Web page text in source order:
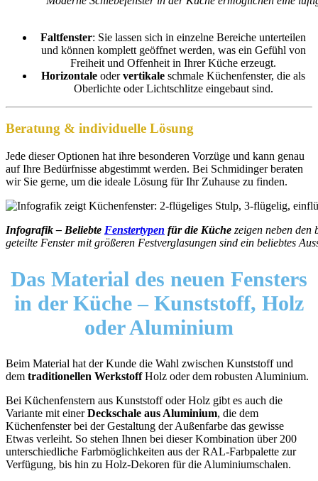
Faltfenster: Sie lassen sich in einzelne Bereiche unterteilen
und können komplett geöffnet werden, was ein Gefühl von
Freiheit und Offenheit in Ihrer Küche erzeugt.
Horizontale odervertikale schmale Küchenfenster, die als
Oberlichte oder Lichtschlitze eingebaut sind.
Beratung & individuelle Lösung
Jede dieser Optionen hat ihre besonderen Vorzüge und kann genau
auf Ihre Bedürfnisse abgestimmt werden. Bei Schmidinger beraten
wir Sie gerne, um die ideale Lösung für Ihr Zuhause zu finden.
Infografik – Beliebte Fenstertypen für die Küche zeigen neben
geteilte Fenster mit größeren Festverglasungen sind ein beliebtes
Das Material des neuen Fensters
in der Küche – Kunststoff, Holz
oder Aluminium
Beim Material hat der Kunde die Wahl zwischen Kunststoff und
dem traditionellen WerkstoffHolz oder dem robusten Aluminium.
Bei Küchenfenstern aus Kunststoff oder Holz gibt es auch die
Variante mit einerDeckschale aus Aluminium, die dem
Küchenfenster bei der Gestaltung der Außenfarbe das gewisse
Etwas verleiht. So stehen Ihnen bei dieser Kombination über 200
unterschiedliche Farbmöglichkeiten aus der RAL-Farbpalette zur
Verfügung, bis hin zu Holz-Dekoren für die Aluminiumschalen.